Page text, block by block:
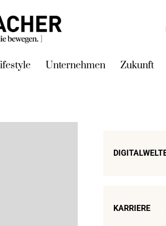
Unternehmen Zukunft
KARRIERE